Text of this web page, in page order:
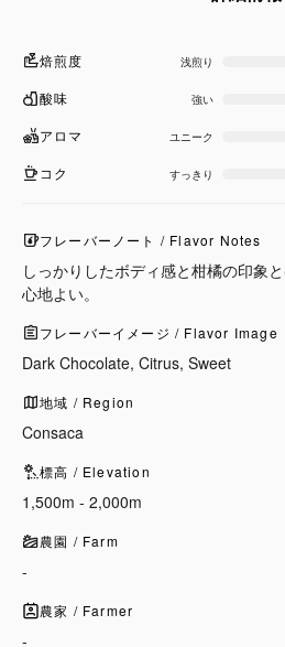
焙煎度 浅煎り
酸味 強い
アロマ ユニーク
コク すっきり
フレーバーノート / Flavor Notes
しっかりしたボディ感と柑橘の印象
心地よい。
フレーバーイメージ / Flavor Image
Dark Chocolate, Citrus, Sweet
地域 / Region
Consaca
標高 / Elevation
1,500m - 2,000m
農園 / Farm
-
農家 / Farmer
-